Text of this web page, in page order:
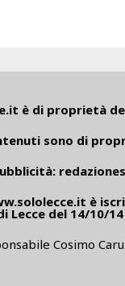
è di proprietà
sono di
è
Lecce del 14/10/14
Cosimo